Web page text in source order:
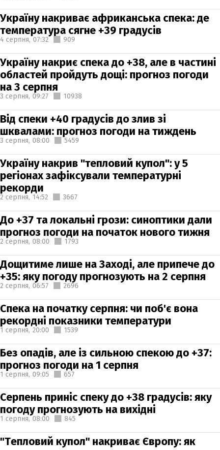
Україну накриває африканська спека: де
температура сягне +39 градусів
4 серпня, 07:32 909
Україну накриє спека до +38, але в частині
областей пройдуть дощі: прогноз погоди
на 3 серпня
3 серпня, 09:27 10938
Від спеки +40 градусів до злив зі
шквалами: прогноз погоди на тиждень
3 серпня, 08:00 5459
Україну накрив "тепловий купол": у 5
регіонах зафіксували температурні
рекорди
2 серпня, 14:52 3667
До +37 та локальні грози: синоптики дали
прогноз погоди на початок нового тижня
2 серпня, 08:00 1793
Дощитиме лише на Заході, але припече до
+35: яку погоду прогнозують на 2 серпня
2 серпня, 06:57 2696
Спека на початку серпня: чи поб'є вона
рекордні показники температури
1 серпня, 20:00 1539
Без опадів, але із сильною спекою до +37:
прогноз погоди на 1 серпня
1 серпня, 09:05 657
Серпень приніс спеку до +38 градусів: яку
погоду прогнозують на вихідні
1 серпня, 08:00 845
"Тепловий купол" накриває Європу: як